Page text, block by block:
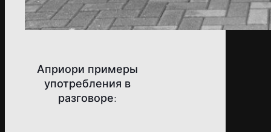
Априори примеры
употребления в
разговоре: